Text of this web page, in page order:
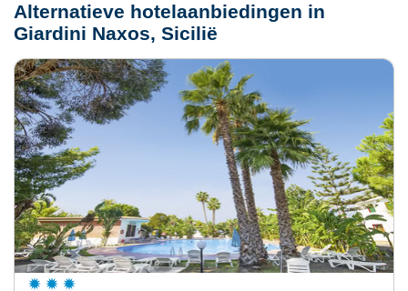
Alternatieve hotelaanbiedingen in
Giardini Naxos, Sicilië